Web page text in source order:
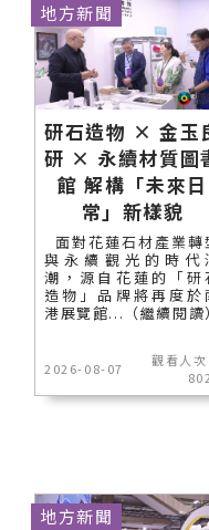
研石造物 × 金玉
研 × 永續材質圖
館 解構「未來日
常」新樣貌
面對花蓮石材產業轉
與永續觀光的時代
潮，源自花蓮的「研
造物」品牌將再度於
港展覽館...（繼續閱讀
2026-08-07
觀看人次
地方新聞
地方新聞